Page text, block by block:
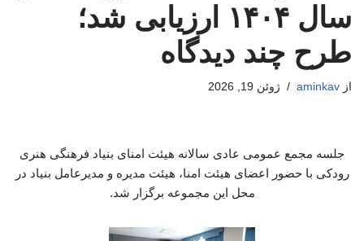
سال ۱۴۰۴ ارزیابی شد؛
طرح چند دیدگاه
از aminkav ژوئن 19, 2026
جلسه مجمع عمومی عادی سالانه هیئت امنای بنیاد فرهنگی هنری
رودکی با حضور اعضای هیئت امنا، هیئت مدیره و مدیرعامل بنیاد در
محل این مجموعه برگزار شد.